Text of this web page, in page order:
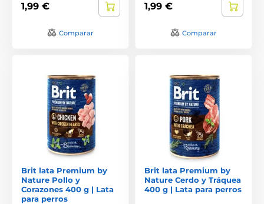
1,99 €
Comparar
1,99 €
Comparar
Brit lata Premium by
Nature Pollo y
Corazones 400 g | Lata
para perros
Brit lata Premium by
Nature Cerdo y Tráquea
400 g | Lata para perros